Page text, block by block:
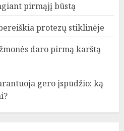
pirmąjį būstą
protezų stiklinėje
daro pirmą karštą
gero įspūdžio: ką